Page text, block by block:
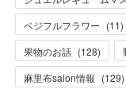
ベジフルフラワー (11)
果物のお話 (128)
麻里布salon情報 (129)